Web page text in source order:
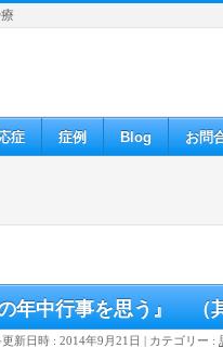
症 症例 Blog お問
年中行事を思う』 （
新日時 : 2014年9月21日 カテゴリー :